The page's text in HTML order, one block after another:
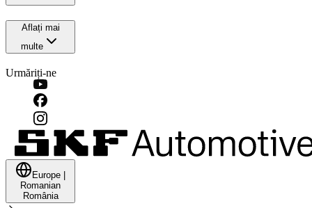
Aflați mai
multe
Urmăriți-ne
Europe
Romanian
România